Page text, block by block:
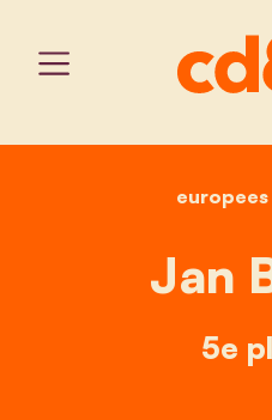
Jan
5e